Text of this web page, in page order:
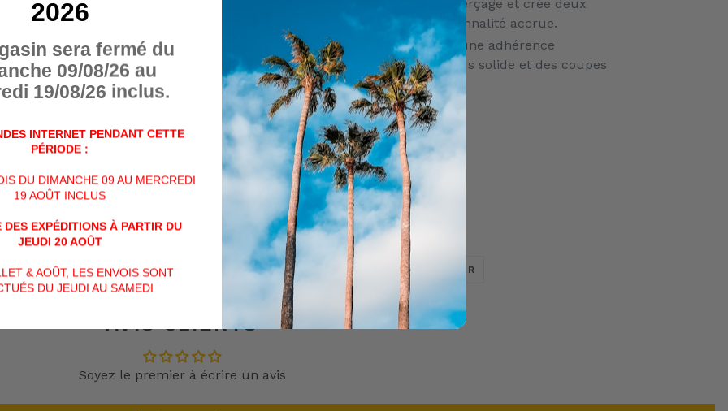
résistance de pointe pour les travaux de perçage et crée deux
bords nettement aiguisés pour une fonctionnalité accrue.
Les micro-dentelures des ciseaux offrent une adhérence
supplémentaire, ce qui signifie un bord plus solide et des coupes
plus stables et plus précises.
COUTEAU
• Forme de la lame : 7 cm Tanto
• Bord de la lame : bord fin
• Finition de la lame : sablée
• Serrure : doublure CISEAUX
• Couteau/ciseaux : acier inoxydable 3Cr13
• Poignée : aluminium anodisé
PARTAGERPARTAGER
SUR
FACEBOOK
TWEETER
TWEETER
TWITTER
ÉPINGLER
AVIS CLIENTS
Soyez le premier à écrire un avis
2026
sera fermé du
09/08/26 au
19/08/26 inclus.
INTERNET PENDANT CETTE
PÉRIODE :
DU DIMANCHE 09 AU MERCREDI
19 AOÛT INCLUS
DES EXPÉDITIONS À PARTIR DU
JEUDI 20 AOÛT
& AOÛT, LES ENVOIS SONT
DU JEUDI AU SAMEDI